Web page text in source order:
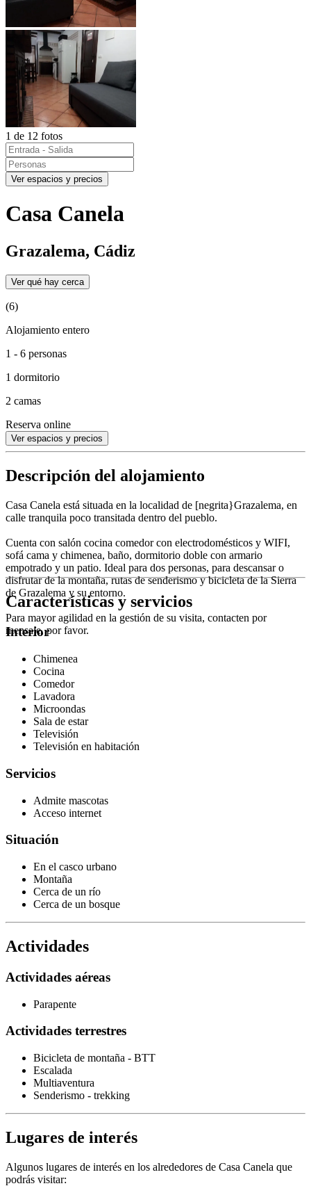
1 de 12 fotos
Ver espacios y precios
Casa Canela
Grazalema, Cádiz
Ver qué hay cerca
(6)
Alojamiento entero
1 - 6 personas
1 dormitorio
2 camas
Reserva online
Ver espacios y precios
Descripción del alojamiento
Casa Canela está situada en la localidad de [negrita}Grazalema, en
calle tranquila poco transitada dentro del pueblo.
Cuenta con salón cocina comedor con electrodomésticos y WIFI,
sofá cama y chimenea, baño, dormitorio doble con armario
empotrado y un patio. Ideal para dos personas, para descansar o
disfrutar de la montaña, rutas de senderismo y bicicleta de la Sierra
de Grazalema y su entorno.
Para mayor agilidad en la gestión de su visita, contacten por
mensaje, por favor.
Características y servicios
Interior
Chimenea
Cocina
Comedor
Lavadora
Microondas
Sala de estar
Televisión
Televisión en habitación
Servicios
Admite mascotas
Acceso internet
Situación
En el casco urbano
Montaña
Cerca de un río
Cerca de un bosque
Actividades
Actividades aéreas
Parapente
Actividades terrestres
Bicicleta de montaña - BTT
Escalada
Multiaventura
Senderismo - trekking
Lugares de interés
Algunos lugares de interés en los alrededores de Casa Canela que
podrás visitar: